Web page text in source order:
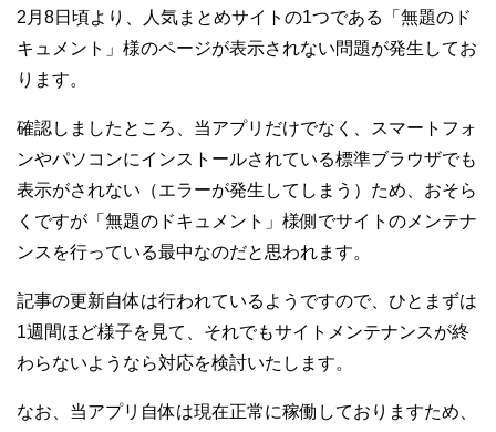
2月8日頃より、人気まとめサイトの1つである「無題のド
キュメント」様のページが表示されない問題が発生してお
ります。
確認しましたところ、当アプリだけでなく、スマートフォ
ンやパソコンにインストールされている標準ブラウザでも
表示がされない（エラーが発生してしまう）ため、おそら
くですが「無題のドキュメント」様側でサイトのメンテナ
ンスを行っている最中なのだと思われます。
記事の更新自体は行われているようですので、ひとまずは
1週間ほど様子を見て、それでもサイトメンテナンスが終
わらないようなら対応を検討いたします。
なお、当アプリ自体は現在正常に稼働しておりますため、